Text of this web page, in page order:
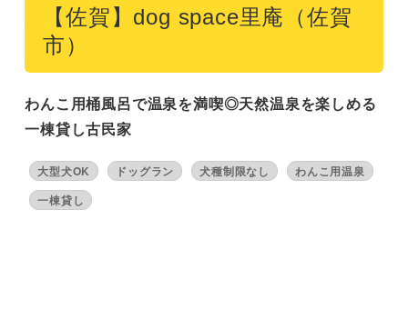
【佐賀】dog space里庵（佐賀
市）
わんこ用桶風呂で温泉を満喫◎天然温泉を楽しめる
一棟貸し古民家
大型犬OK ドッグラン 犬種制限なし
わんこ用温泉
一棟貸し